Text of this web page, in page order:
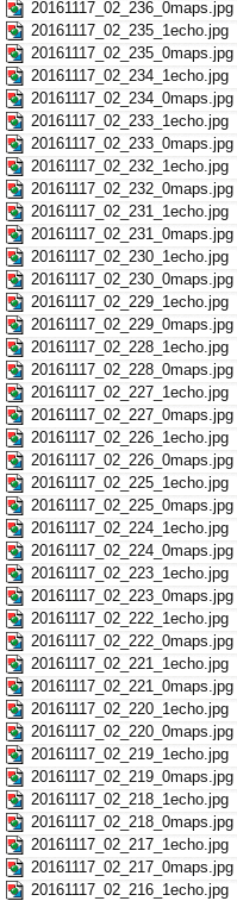
20161117_02_236_0maps.jpg
20161117_02_235_1echo.jpg
20161117_02_235_0maps.jpg
20161117_02_234_1echo.jpg
20161117_02_234_0maps.jpg
20161117_02_233_1echo.jpg
20161117_02_233_0maps.jpg
20161117_02_232_1echo.jpg
20161117_02_232_0maps.jpg
20161117_02_231_1echo.jpg
20161117_02_231_0maps.jpg
20161117_02_230_1echo.jpg
20161117_02_230_0maps.jpg
20161117_02_229_1echo.jpg
20161117_02_229_0maps.jpg
20161117_02_228_1echo.jpg
20161117_02_228_0maps.jpg
20161117_02_227_1echo.jpg
20161117_02_227_0maps.jpg
20161117_02_226_1echo.jpg
20161117_02_226_0maps.jpg
20161117_02_225_1echo.jpg
20161117_02_225_0maps.jpg
20161117_02_224_1echo.jpg
20161117_02_224_0maps.jpg
20161117_02_223_1echo.jpg
20161117_02_223_0maps.jpg
20161117_02_222_1echo.jpg
20161117_02_222_0maps.jpg
20161117_02_221_1echo.jpg
20161117_02_221_0maps.jpg
20161117_02_220_1echo.jpg
20161117_02_220_0maps.jpg
20161117_02_219_1echo.jpg
20161117_02_219_0maps.jpg
20161117_02_218_1echo.jpg
20161117_02_218_0maps.jpg
20161117_02_217_1echo.jpg
20161117_02_217_0maps.jpg
20161117_02_216_1echo.jpg